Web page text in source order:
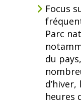
Focus
Parc
du
heures